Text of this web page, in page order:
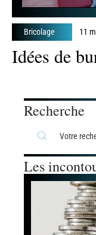
Bricolage 11
Idées de
Recherche
Les